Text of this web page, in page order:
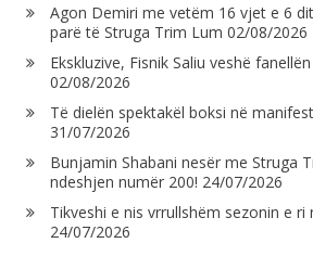
Agon Demiri me vetëm 16 vjet e 6
parë të Struga Trim Lum 02/08/2026
Ekskluzive, Fisnik Saliu veshë
02/08/2026
Të dielën spektakël boksi në
31/07/2026
Bunjamin Shabani nesër me Struga
ndeshjen numër 200! 24/07/2026
Tikveshi e nis vrrullshëm sezonin e ri
24/07/2026